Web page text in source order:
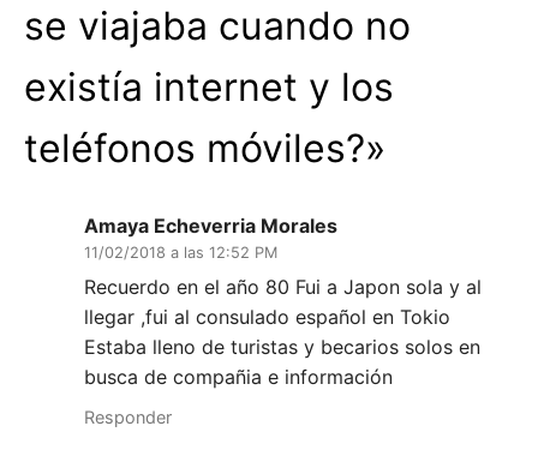
se viajaba cuando no
existía internet y los
teléfonos móviles?»
Amaya Echeverria Morales
11/02/2018 a las 12:52 PM
Recuerdo en el año 80 Fui a Japon sola y al
llegar ,fui al consulado español en Tokio
Estaba lleno de turistas y becarios solos en
busca de compañia e información
Responder